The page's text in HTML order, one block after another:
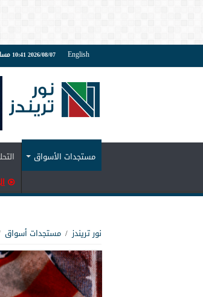
English 2026/08/07 10:41 مساءً ، الإمارات العربية
مستجدات الأسواق
نور تريندز / مستجدات أسواق